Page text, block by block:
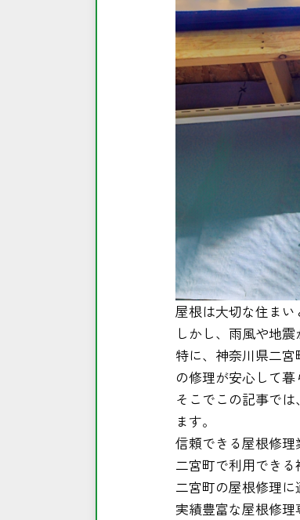
屋根は大切な住まい
しかし、雨風や地
特に、神奈川県二
の修理が安心して暮
そこでこの記事で
ます。
信頼できる屋根修理
二宮町で利用でき
二宮町の屋根修理
実績豊富な屋根修